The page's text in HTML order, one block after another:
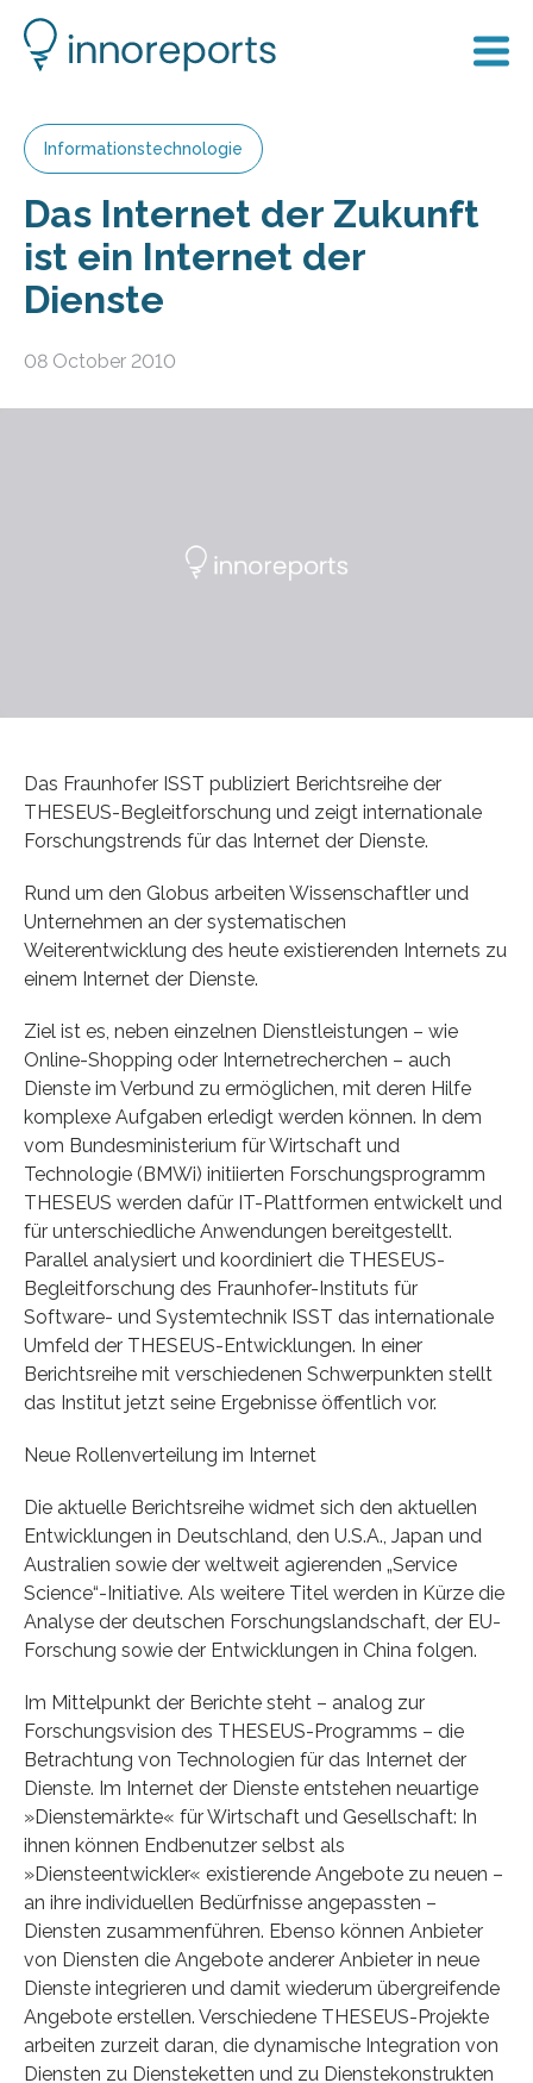
Informationstechnologie
Das Internet der Zukunft
ist ein Internet der
Dienste
08 October 2010
Das Fraunhofer ISST publiziert Berichtsreihe der
THESEUS-Begleitforschung und zeigt internationale
Forschungstrends für das Internet der Dienste.
Rund um den Globus arbeiten Wissenschaftler und
Unternehmen an der systematischen
Weiterentwicklung des heute existierenden Internets zu
einem Internet der Dienste.
Ziel ist es, neben einzelnen Dienstleistungen – wie
Online-Shopping oder Internetrecherchen – auch
Dienste im Verbund zu ermöglichen, mit deren Hilfe
komplexe Aufgaben erledigt werden können. In dem
vom Bundesministerium für Wirtschaft und
Technologie (BMWi) initiierten Forschungsprogramm
THESEUS werden dafür IT-Plattformen entwickelt und
für unterschiedliche Anwendungen bereitgestellt.
Parallel analysiert und koordiniert die THESEUS-
Begleitforschung des Fraunhofer-Instituts für
Software- und Systemtechnik ISST das internationale
Umfeld der THESEUS-Entwicklungen. In einer
Berichtsreihe mit verschiedenen Schwerpunkten stellt
das Institut jetzt seine Ergebnisse öffentlich vor.
Neue Rollenverteilung im Internet
Die aktuelle Berichtsreihe widmet sich den aktuellen
Entwicklungen in Deutschland, den U.S.A., Japan und
Australien sowie der weltweit agierenden „Service
Science“-Initiative. Als weitere Titel werden in Kürze die
Analyse der deutschen Forschungslandschaft, der EU-
Forschung sowie der Entwicklungen in China folgen.
Im Mittelpunkt der Berichte steht – analog zur
Forschungsvision des THESEUS-Programms – die
Betrachtung von Technologien für das Internet der
Dienste. Im Internet der Dienste entstehen neuartige
»Dienstemärkte« für Wirtschaft und Gesellschaft: In
ihnen können Endbenutzer selbst als
»Diensteentwickler« existierende Angebote zu neuen –
an ihre individuellen Bedürfnisse angepassten –
Diensten zusammenführen. Ebenso können Anbieter
von Diensten die Angebote anderer Anbieter in neue
Dienste integrieren und damit wiederum übergreifende
Angebote erstellen. Verschiedene THESEUS-Projekte
arbeiten zurzeit daran, die dynamische Integration von
Diensten zu Diensteketten und zu Dienstekonstrukten